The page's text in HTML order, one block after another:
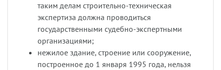
таким делам строительно-техническая
экспертиза должна проводиться
государственными судебно-экспертными
организациями;
нежилое здание, строение или сооружение,
построенное до 1 января 1995 года, нельзя